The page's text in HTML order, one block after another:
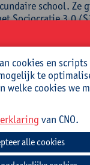
school. Ze
Sociocratie 3.0
bij Odisee werkt ze
methodieken van
in Verbindende
interessante
enz. inbegrepen.
cookies en
te
welke cookies we
van CNO.